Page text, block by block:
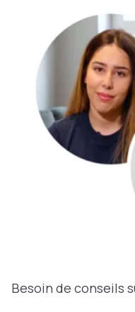
Besoin de conseils